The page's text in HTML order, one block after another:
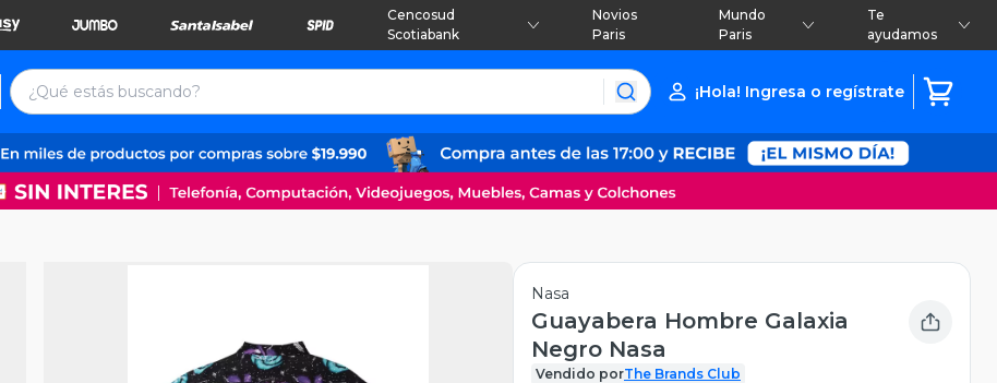
Cencosud
Scotiabank
Novios
Paris
Mundo
Paris
Te
ayudamos
¡Hola! Ingresa o regístrate
Nasa
Guayabera Hombre Galaxia
Negro Nasa
Vendido porThe Brands Club